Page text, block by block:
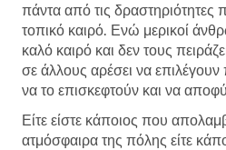
πάντα από τις δραστηριότητες
τοπικό καιρό. Ενώ μερικοί
καλό καιρό και δεν τους
σε άλλους αρέσει να επιλέγουν
να το επισκεφτούν και να
Είτε είστε κάποιος που
ατμόσφαιρα της πόλης είτε